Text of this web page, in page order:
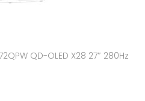
QD-OLED X28 27″ 280Hz